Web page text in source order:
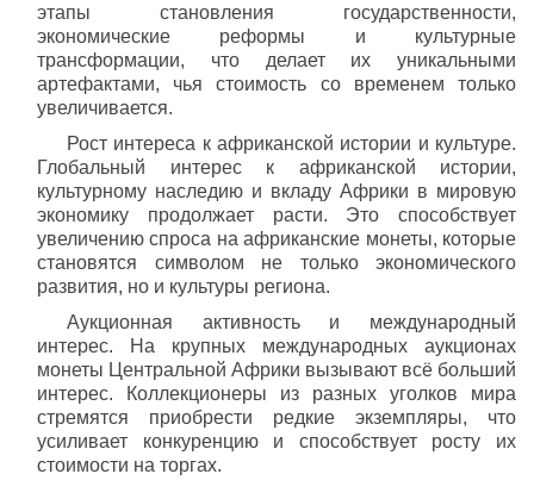
этапы становления государственности,
экономические реформы и культурные
трансформации, что делает их уникальными
артефактами, чья стоимость со временем только
увеличивается.
Рост интереса к африканской истории и культуре.
Глобальный интерес к африканской истории,
культурному наследию и вкладу Африки в мировую
экономику продолжает расти. Это способствует
увеличению спроса на африканские монеты, которые
становятся символом не только экономического
развития, но и культуры региона.
Аукционная активность и международный
интерес. На крупных международных аукционах
монеты Центральной Африки вызывают всё больший
интерес. Коллекционеры из разных уголков мира
стремятся приобрести редкие экземпляры, что
усиливает конкуренцию и способствует росту их
стоимости на торгах.